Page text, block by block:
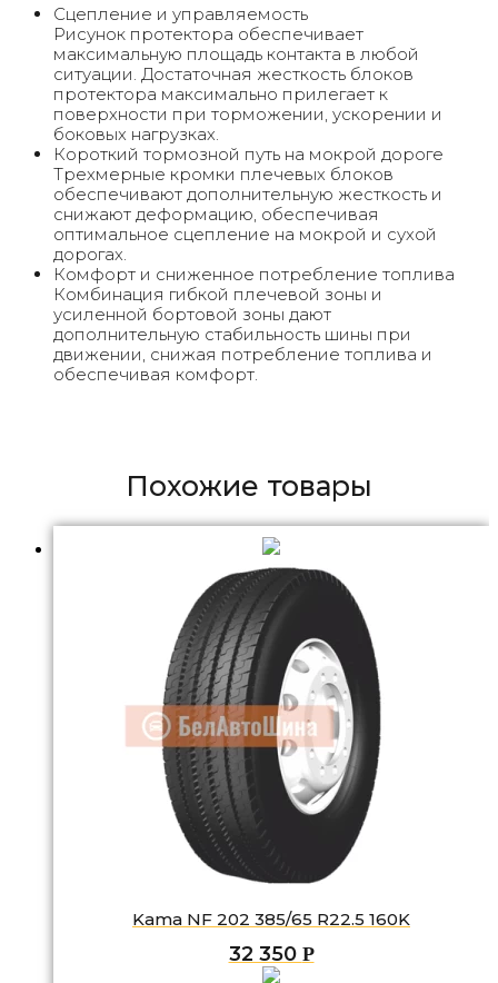
Сцепление и управляемость
Рисунок протектора обеспечивает
максимальную площадь контакта в любой
ситуации. Достаточная жесткость блоков
протектора максимально прилегает к
поверхности при торможении, ускорении и
боковых нагрузках.
Короткий тормозной путь на мокрой дороге
Трехмерные кромки плечевых блоков
обеспечивают дополнительную жесткость и
снижают деформацию, обеспечивая
оптимальное сцепление на мокрой и сухой
дорогах.
Комфорт и сниженное потребление топлива
Комбинация гибкой плечевой зоны и
усиленной бортовой зоны дают
дополнительную стабильность шины при
движении, снижая потребление топлива и
обеспечивая комфорт.
Похожие товары
Kama NF 202 385/65 R22.5 160K
32 350 Р